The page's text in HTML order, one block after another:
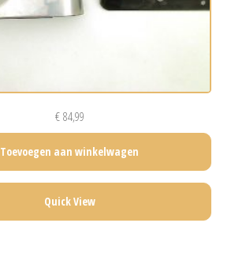
€84,99
Toevoegen aan winkelwagen
Quick View